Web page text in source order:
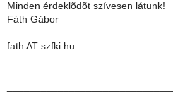
Minden érdeklõdõt szívesen látunk!
Fáth Gábor
fath AT szfki.hu